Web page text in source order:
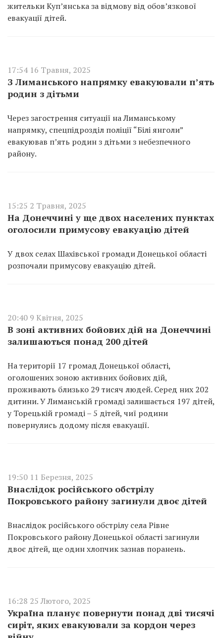
жительки Куп’янська за відмову від обов’язкової
евакуації дітей.
17:54 16 Травня, 2025
З Лиманського напрямку евакуювали п’ять
родин з дітьми
Через загострення ситуації на Лиманському
напрямку, спецпідрозділ поліції “Білі янголи”
евакуював п’ять родин з дітьми з небезпечного
району.
15:25 2 Травня, 2025
На Донеччині у ще двох населених пунктах
оголосили примусову евакуацію дітей
У двох селах Шахівської громади Донецької області
розпочали примусову евакуацію дітей.
20:40 9 Квітня, 2025
В зоні активних бойових дій на Донеччині
залишаються понад 200 дітей
На території 17 громад Донецької області,
оголошених зоною активних бойових дій,
проживають близько 29 тисяч людей. Серед них 202
дитини. У Лиманській громаді залишається 197 дітей,
у Торецькій громаді – 5 дітей, чиї родини
повернулись додому після евакуації.
19:50 11 Березня, 2025
Внаслідок російського обстрілу
Покровського району загинули двоє дітей
Внаслідок російського обстрілу села Рівне
Покровського району Донецької області загинули
двоє дітей, ще один хлопчик зазнав поранень.
16:28 25 Лютого, 2025
Україна планує повернути понад дві тисячі
сиріт, яких евакуювали за кордон через